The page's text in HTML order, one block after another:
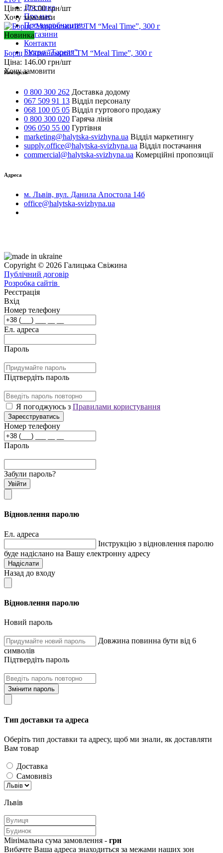
Ціна: 173.00 грн/шт
Хочу замовити
Новинка
Борщ “Український” ТМ “Meal Time”, 300 г
Ціна: 146.00 грн/шт
Хочу замовити
Доставка
Про нас
Про виробництво
Магазини
Контакти
Бістро “Тареля”
Контакти
0 800 300 262 Доставка додому
067 509 91 13 Відділ персоналу
068 100 05 05 Відділ гуртового продажу
0 800 300 020 Гаряча лінія
096 050 55 00 Гуртівня
marketing@halytska-svizhyna.ua Відділ маркетингу
supply.office@halytska-svizhyna.ua Відділ постачання
commercial@halytska-svizhyna.ua Комерційні пропозиції
Адреса
м. Львів, вул. Данила Апостола 14б
office@halytska-svizhyna.ua
Copyright © 2026 Галицька Свіжина
Публічний договір
Розробка сайтів
Реєстрація
Вхід
Номер телефону
Ел. адреса
Пароль
Підтвердіть пароль
Я погоджуюсь з Правилами користування
Зареєструватись
Номер телефону
Пароль
Забули пароль?
Увійти
Відновлення паролю
Ел. адреса
Інструкцію з відновлення паролю
буде надіслано на Вашу електронну адресу
Надіслати
Назад до входу
Відновлення паролю
Новий пароль
Довжина повинна бути від 6
символів
Підтвердіть пароль
Змінити пароль
Тип доставки та адреса
Оберіть тип доставки та адресу, щоб ми знали, як доставляти
Вам товар
Доставка
Самовивіз
Львів
Мінімальна сума замовлення - грн
Вибачте Ваша адреса знаходиться за межами наших зон